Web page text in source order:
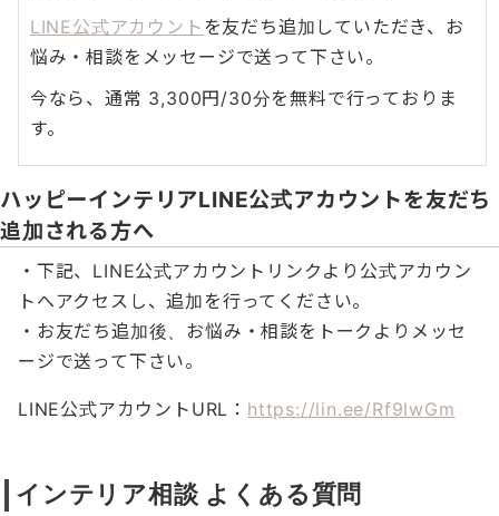
LINE公式アカウント を友だち追加していただき、お
悩み・相談をメッセージで送って下さい。
今なら、通常 3,300円/30分を無料で行っておりま
す。
ハッピーインテリアLINE公式アカウントを友だち
追加される方へ
・下記、LINE公式アカウントリンクより公式アカウン
トへアクセスし、追加を行ってください。
・お友だち追加後、お悩み・相談をトークよりメッセ
ージで送って下さい。
LINE公式アカウントURL： https://lin.ee/Rf9lwGm
インテリア相談 よくある質問